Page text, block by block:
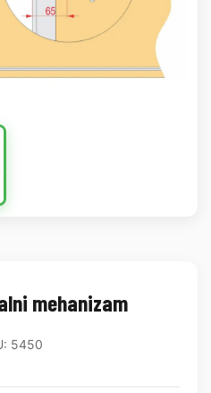
mehanizam
5450